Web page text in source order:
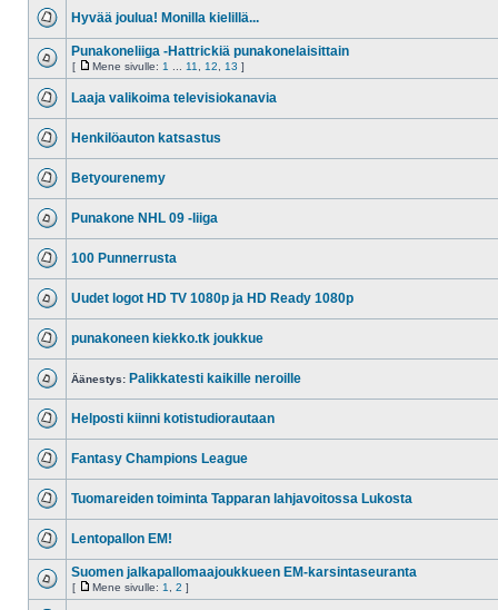
Hyvää joulua! Monilla kielillä...
Punakoneliiga -Hattrickiä punakonelaisittain
[ Mene sivulle: 1 11 12 13 ]
Laaja valikoima televisiokanavia
Henkilöauton katsastus
Betyourenemy
Punakone NHL 09 -liiga
100 Punnerrusta
Uudet logot HD TV 1080p ja HD Ready 1080p
punakoneen kiekko.tk joukkue
Äänestys: Palikkatesti kaikille neroille
Helposti kiinni kotistudiorautaan
Fantasy Champions League
Tuomareiden toiminta Tapparan lahjavoitossa Lukosta
Lentopallon EM!
Suomen jalkapallomaajoukkueen EM-karsintaseuranta
[ Mene sivulle: 1 2 ]